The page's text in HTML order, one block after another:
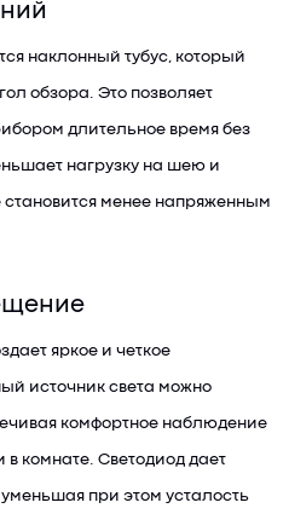
наклонный тубус, который
обзора. Это позволяет
длительное время без
нагрузку на шею и
становится менее напряженным
яркое и четкое
источник света можно
комфортное наблюдение
комнате. Светодиод дает
при этом усталость